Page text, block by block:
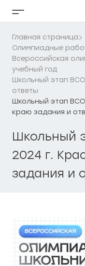
Кнопка
бокового
меню
Главная страница
Олимпиадные
Всероссийская
учебный год
Школьный этап
ответы
Школьный этап
краю задания и
Школьный
2024 г.
задания и